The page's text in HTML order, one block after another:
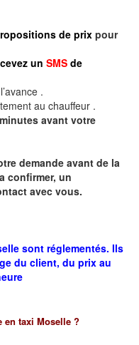
de prixpour
un SMS de
.
au chauffeur .
avant votre
demande avant de la
confirmer, un
avec vous.
sont réglementés. Ils
du client, du prix au
en taxi Moselle ?